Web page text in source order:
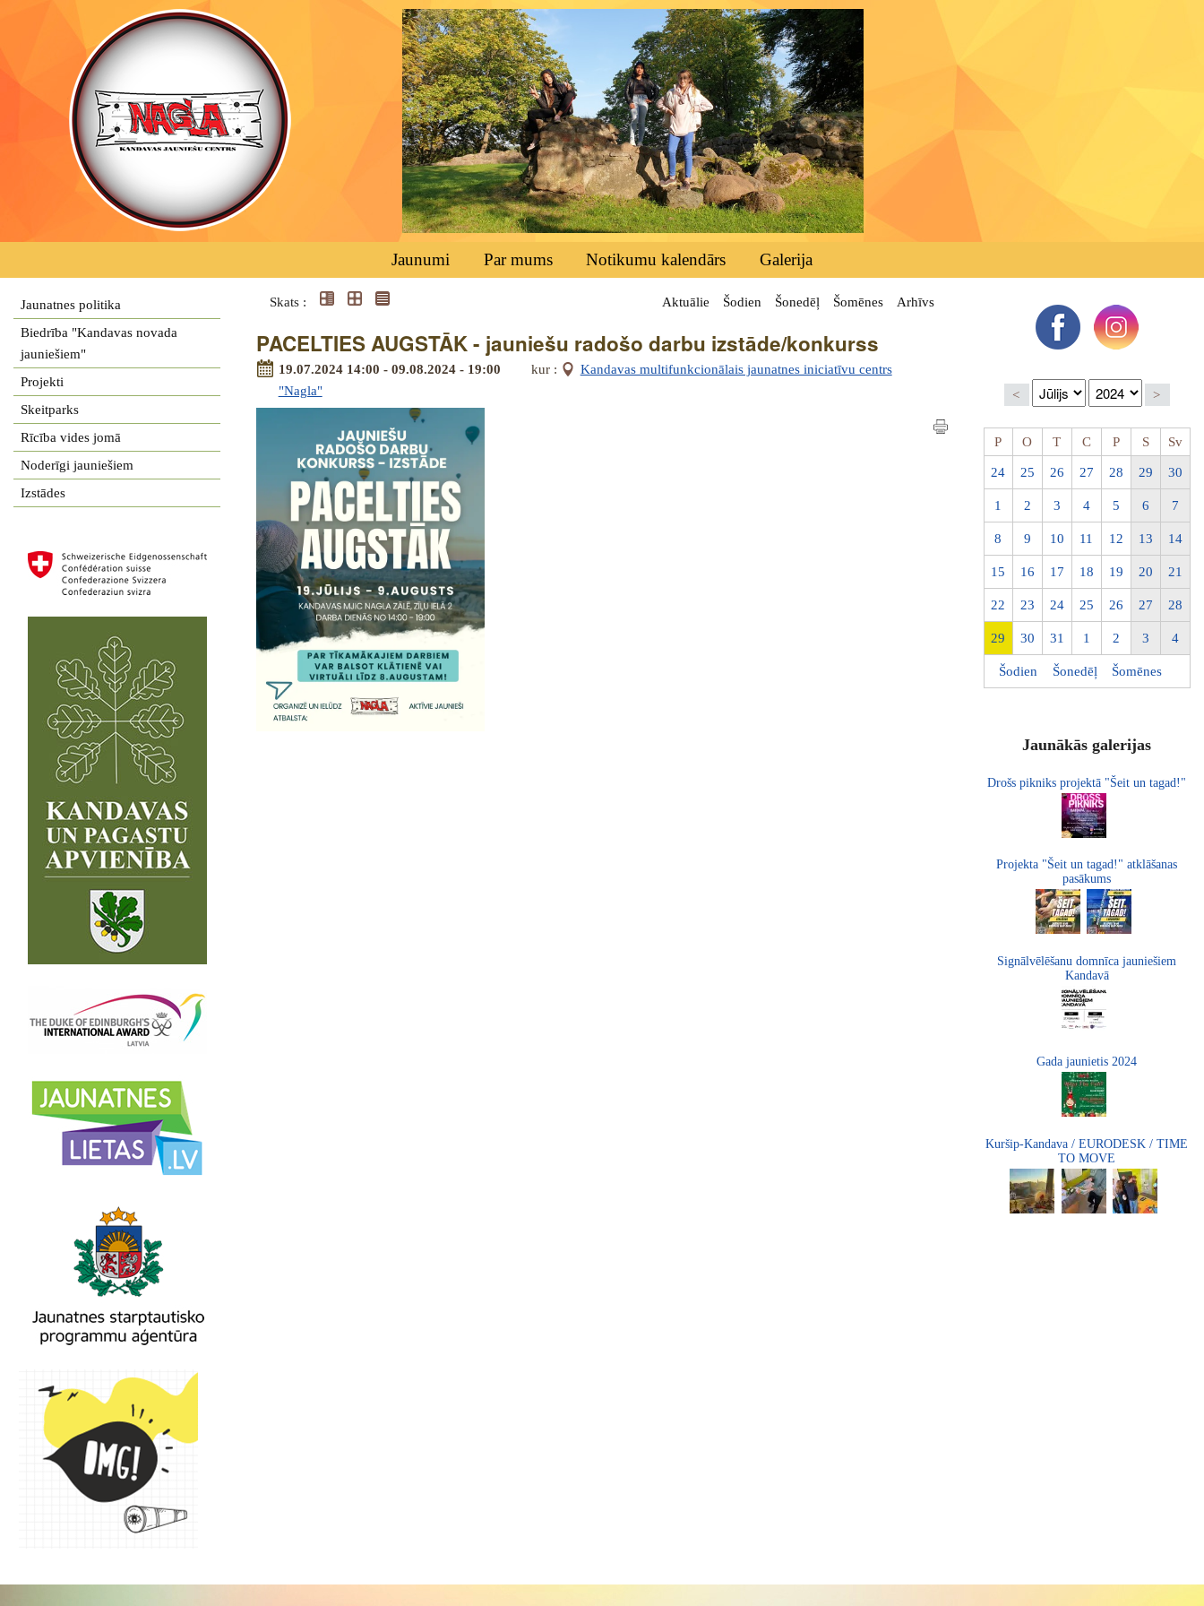
Jaunumi Par mums Notikumu kalendārs Galerija
Jaunatnes politika
Biedrība "Kandavas novada
jauniešiem"
Projekti
Skeitparks
Rīcība vides jomā
Noderīgi jauniešiem
Izstādes
Skats : Aktuālie Šodien Šonedēļ Šomēnes Arhīvs
PACELTIES AUGSTĀK - jauniešu radošo darbu izstāde/konkurss
19.07.2024 14:00 - 09.08.2024 - 19:00 kur :
Kandavas multifunkcionālais jaunatnes iniciatīvu centrs
"Nagla"
< >
P O T C P S Sv
24 25 26 27 28 29 30
1 2 3 4 5 6 7
8 9 10 11 12 13 14
15 16 17 18 19 20 21
22 23 24 25 26 27 28
29 30 31 1 2 3 4
Šodien Šonedēļ Šomēnes
Jaunākās galerijas
Drošs pikniks projektā "Šeit un tagad!"
Projekta "Šeit un tagad!" atklāšanas
pasākums
Signālvēlēšanu domnīca jauniešiem
Kandavā
Gada jaunietis 2024
Kuršip-Kandava / EURODESK / TIME
TO MOVE